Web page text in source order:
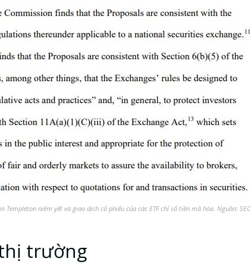
Templeton niêm yết và giao dịch cổ phiếu của các ETF chỉ số tiền mã hóa. Nguồn: SEC
trường